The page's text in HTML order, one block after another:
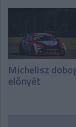
Michelisz
előnyét